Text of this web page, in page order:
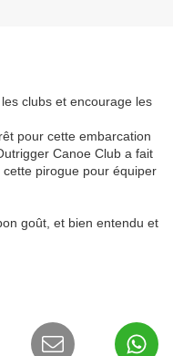
clubs et encourage les
pour cette embarcation
Canoe Club a fait
pirogue pour équiper
goût, et bien entendu et